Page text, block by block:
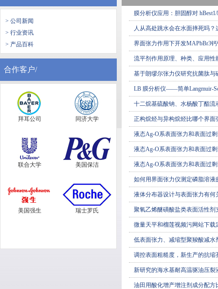
> 公司新闻
> 行业资讯
> 产品百科
合作客户/
拜耳公司 同济大学
联合大学 美国保洁
美国强生 瑞士罗氏
膜分析仪应用：胆固醇对
人从高处跳水会在水面摔死吗
界面张力作用下开发MAPbBr3
流平剂作用原理、种类、应
基于朗缪尔张力仪研究抗菌肽与
LB 膜分析仪——​简单Langmuir-
十二烷基硫酸钠、水杨酸丁
正构烷烃与异构烷烃比哪个界面
液态Ag-O系表面张力和表面过
液态Ag-O系表面张力和表面过剩
液态Ag-O系表面张力和表面过剩
如何用界面张力仪测定磷脂溶液
液体分布器设计与表面张力有何
聚氧乙烯醚磺酸盐类表面活性剂
微量天平和榴莲视频污网站下载
低表面张力、减缩型聚羧酸减
调控表面粗糙度，新生产的抗
新研究的海水基耐高温驱油压
油田用酸化增产增注剂成分配